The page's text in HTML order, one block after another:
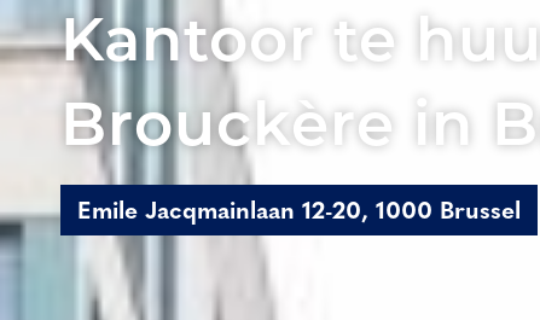
Kantoor te
Brouckère in
Emile Jacqmainlaan 12-20, 1000 Brussel